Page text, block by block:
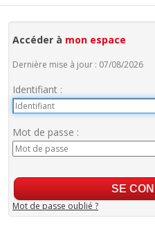
Accéder à mon espace
Dernière mise à jour : 07/08/2026
Identifiant :
Mot de passe :
Mot de passe oublié ?